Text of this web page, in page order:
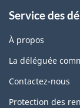
Service des
À propos
La déléguée
Contactez-nous
Protection des